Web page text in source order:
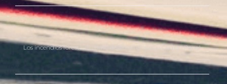
Los incendios forestales como delito en el nuevo Código Penal.